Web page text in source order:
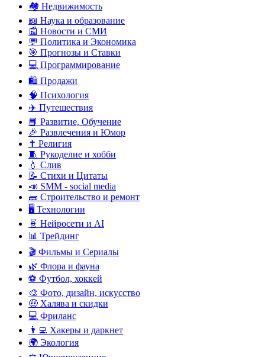
🏘️ Недвижимость
📖 Наука и образование
📰 Новости и СМИ
💬 Политика и Экономика
🎯 Прогнозы и Ставки
💻 Программирование
🛍️ Продажи
🧠 Психология
✈️ Путешествия
📘 Развитие, Обучение
🎉 Развлечения и Юмор
✝️ Религия
🧵 Рукоделие и хобби
💧 Слив
📝 Стихи и Цитаты
📣 SMM - social media
🧱 Строительство и ремонт
🖥️ Технологии
🧬 Нейросети и AI
📊 Трейдинг
🎬 Фильмы и Сериалы
🌿 Флора и фауна
⚽ Футбол, хоккей
🎨 Фото, дизайн, искусство
🤑 Халява и скидки
💻 Фриланс
👨‍💻 Хакеры и даркнет
🌍 Экология